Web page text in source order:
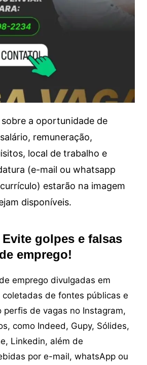
a oportunidade de
remuneração,
local de trabalho e
(e-mail ou whatsapp
estarão na imagem
disponíveis.
Evite golpes e falsas
emprego!
emprego divulgadas em
de fontes públicas e
perfis de vagas no Instagram,
como Indeed, Gupy, Sólides,
Linkedin, além de
por e-mail, whatsApp ou